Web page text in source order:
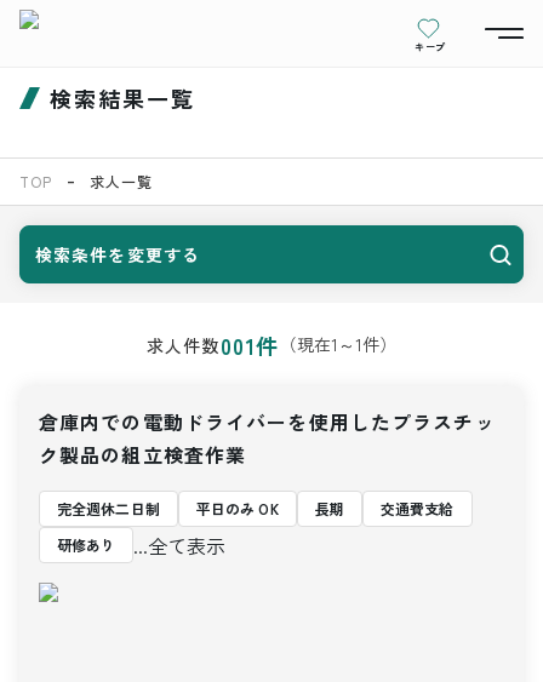
キープ
検索結果一覧
TOP 求人一覧
検索条件を変更する
求人件数001件 （現在1 ～1件）
倉庫内での電動ドライバーを使用したプラスチッ
ク製品の組立検査作業
完全週休二日制 平日のみ OK 長期
交通費支給
研修あり
...全て表示